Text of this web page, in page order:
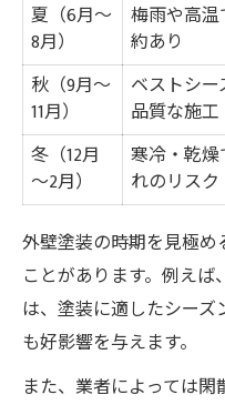
夏（6月～
8月）
梅雨や高
約あり
秋（9月～
11月）
ベストシ
品質な施工
冬（12月
～2月）
寒冷・乾
れのリスク
外壁塗装の時期を見極
ことがあります。例え
は、塗装に適したシー
も好影響を与えます。
また、業者によっては